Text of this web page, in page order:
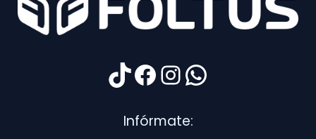
TikTok
Facebook
Instagram
WhatsApp
Infórmate: